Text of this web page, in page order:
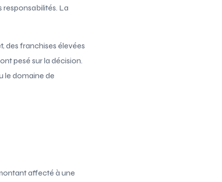
responsabilités. La
des franchises élevées
pesé sur la décision.
le domaine de
affecté à une